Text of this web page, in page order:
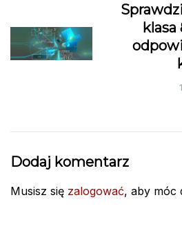
Dodaj komentarz
Musisz się zalogować, aby móc